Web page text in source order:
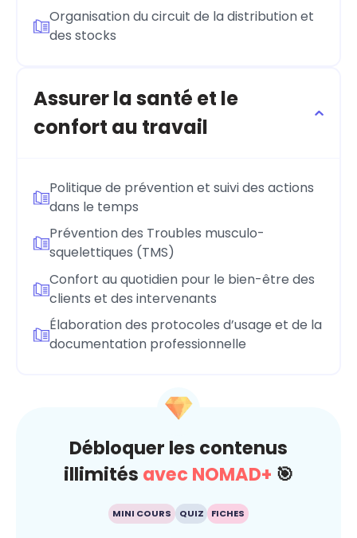
Organisation du circuit de la distribution et
des stocks
Assurer la santé et le
confort au travail
Politique de prévention et suivi des actions
dans le temps
Prévention des Troubles musculo-
squelettiques (TMS)
Confort au quotidien pour le bien-être des
clients et des intervenants
Élaboration des protocoles d’usage et de la
documentation professionnelle
Débloquer les contenus
illimités avec NOMAD+ 🎯
MINI COURS QUIZ FICHES